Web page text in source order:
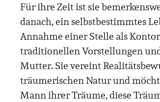
Für ihre Zeit ist sie
danach, ein selbstbestimmtes
Annahme einer Stelle als
traditionellen Vorstellungen
Mutter. Sie vereint
träumerischen Natur und
Mann ihrer Träume, diese